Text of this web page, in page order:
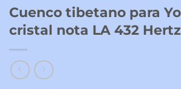
Cuenco tibetano para
cristal nota LA 432